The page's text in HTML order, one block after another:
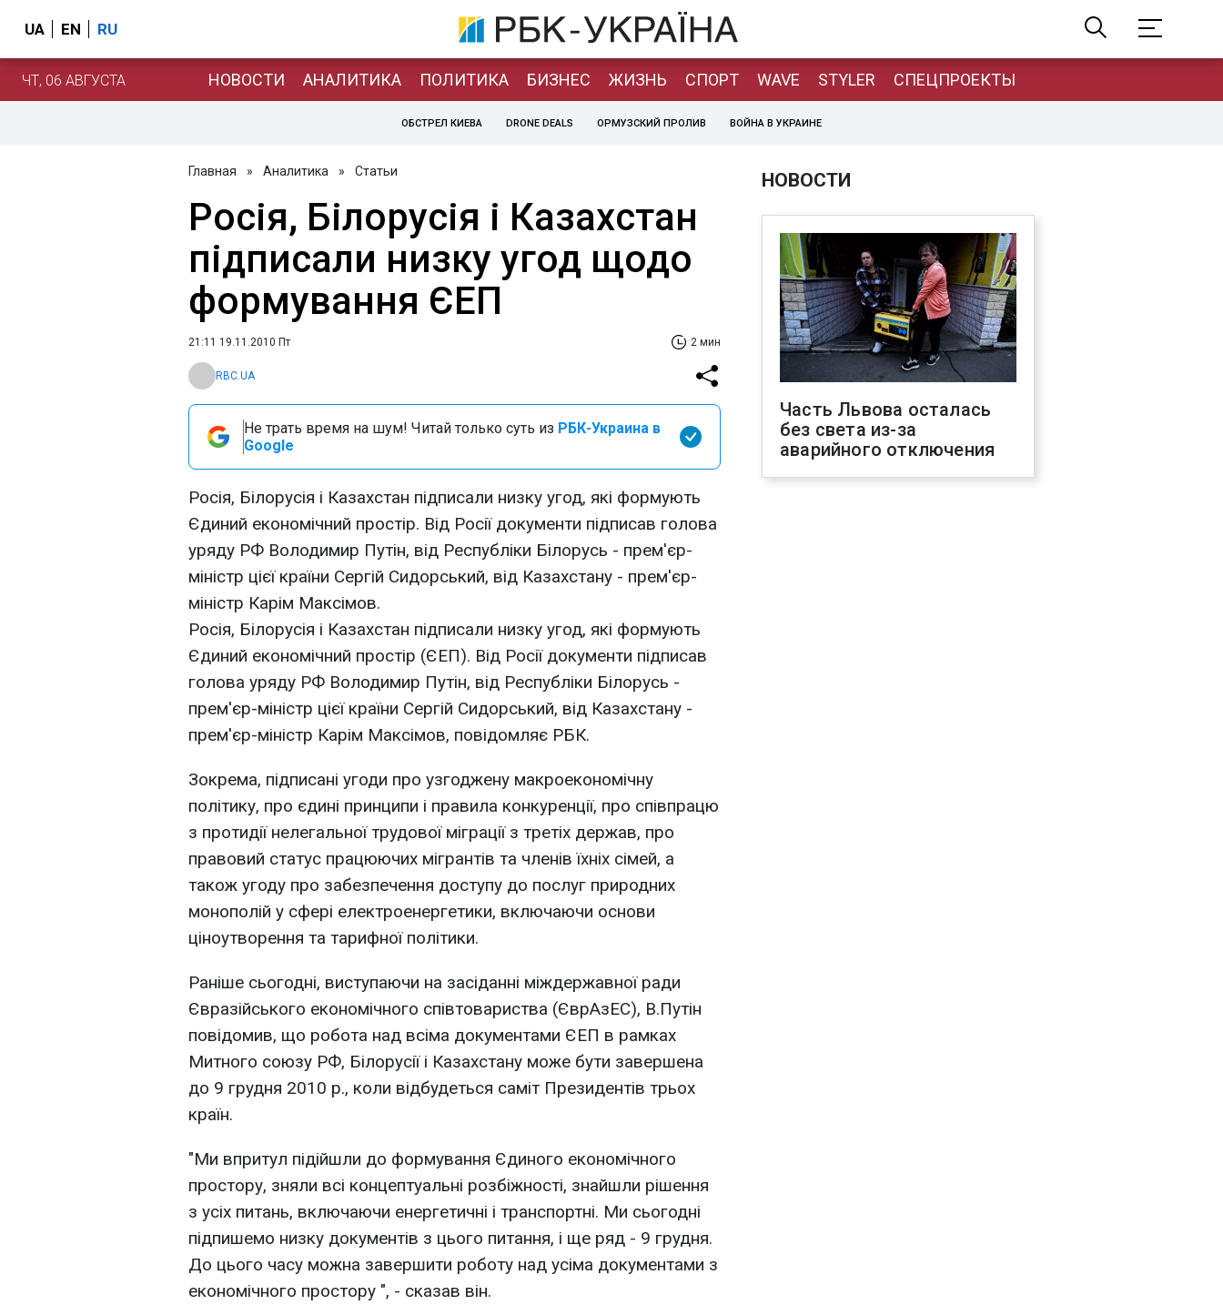
UA EN RU
ЧТ, 06 АВГУСТА НОВОСТИ АНАЛИТИКА ПОЛИТИКА БИЗНЕС ЖИЗНЬ СПОРТ WAVE STYLER СПЕЦПРОЕКТЫ
ОБСТРЕЛ КИЕВА DRONE DEALS ОРМУЗСКИЙ ПРОЛИВ ВОЙНА В УКРАИНЕ
Главная » Аналитика » Статьи
Росія, Білорусія і Казахстан
підписали низку угод щодо
формування ЄЕП
21:11 19.11.2010 Пт 2 мин
RBC.UA
Не трать время на шум! Читай только суть из РБК-Украина в
Google
Росія, Білорусія і Казахстан підписали низку угод, які формують
Єдиний економічний простір. Від Росії документи підписав голова
уряду РФ Володимир Путін, від Республіки Білорусь - прем'єр-
міністр цієї країни Сергій Сидорський, від Казахстану - прем'єр-
міністр Карім Максімов.
Росія, Білорусія і Казахстан підписали низку угод, які формують
Єдиний економічний простір (ЄЕП). Від Росії документи підписав
голова уряду РФ Володимир Путін, від Республіки Білорусь -
прем'єр-міністр цієї країни Сергій Сидорський, від Казахстану -
прем'єр-міністр Карім Максімов, повідомляє РБК.
Зокрема, підписані угоди про узгоджену макроекономічну
політику, про єдині принципи і правила конкуренції, про співпрацю
з протидії нелегальної трудової міграції з третіх держав, про
правовий статус працюючих мігрантів та членів їхніх сімей, а
також угоду про забезпечення доступу до послуг природних
монополій у сфері електроенергетики, включаючи основи
ціноутворення та тарифної політики.
Раніше сьогодні, виступаючи на засіданні міждержавної ради
Євразійського економічного співтовариства (ЄврАзЕС), В.Путін
повідомив, що робота над всіма документами ЄЕП в рамках
Митного союзу РФ, Білорусії і Казахстану може бути завершена
до 9 грудня 2010 р., коли відбудеться саміт Президентів трьох
країн.
"Ми впритул підійшли до формування Єдиного економічного
простору, зняли всі концептуальні розбіжності, знайшли рішення
з усіх питань, включаючи енергетичні і транспортні. Ми сьогодні
підпишемо низку документів з цього питання, і ще ряд - 9 грудня.
До цього часу можна завершити роботу над усіма документами з
економічного простору ", - сказав він.
НОВОСТИ
Часть Львова осталась
без света из-за
аварийного отключения